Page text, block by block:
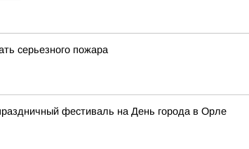
серьезного пожара
фестиваль на День города в Орле